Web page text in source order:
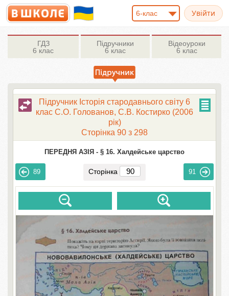
6-клас
ГДЗ
6 клас
Підручники
6 клас
Відеоуроки
6 клас
Підручник Історія стародавнього свiту 6
клас С.О. Голованов, С.В. Костирко (2006
рік)
Сторінка 90 з 298
ПЕРЕДНЯ АЗІЯ - § 16. Халдейське царство
89 Сторінка 91